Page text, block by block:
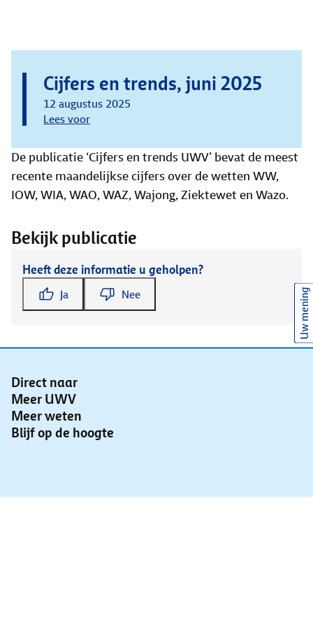
Cijfers en trends, juni 2025
12 augustus 2025
Lees voor
De publicatie ‘Cijfers en trends UWV’ bevat de meest
recente maandelijkse cijfers over de wetten WW,
IOW, WIA, WAO, WAZ, Wajong, Ziektewet en Wazo.
Bekijk publicatie
Heeft deze informatie u geholpen?
Ja Nee
Direct naar
Meer UWV
Meer weten
Blijf op de hoogte
Uw mening